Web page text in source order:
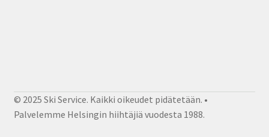
© 2025 Ski Service. Kaikki oikeudet pidätetään. •
Palvelemme Helsingin hiihtäjiä vuodesta 1988.